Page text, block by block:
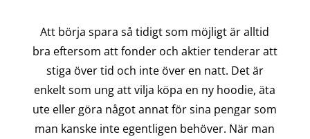
Att börja spara så tidigt som möjligt är alltid
bra eftersom att fonder och aktier tenderar att
stiga över tid och inte över en natt. Det är
enkelt som ung att vilja köpa en ny hoodie, äta
ute eller göra något annat för sina pengar som
man kanske inte egentligen behöver. När man